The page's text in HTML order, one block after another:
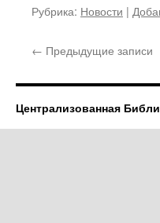
Рубрика: Новости |
← Предыдущие записи
Централизованная